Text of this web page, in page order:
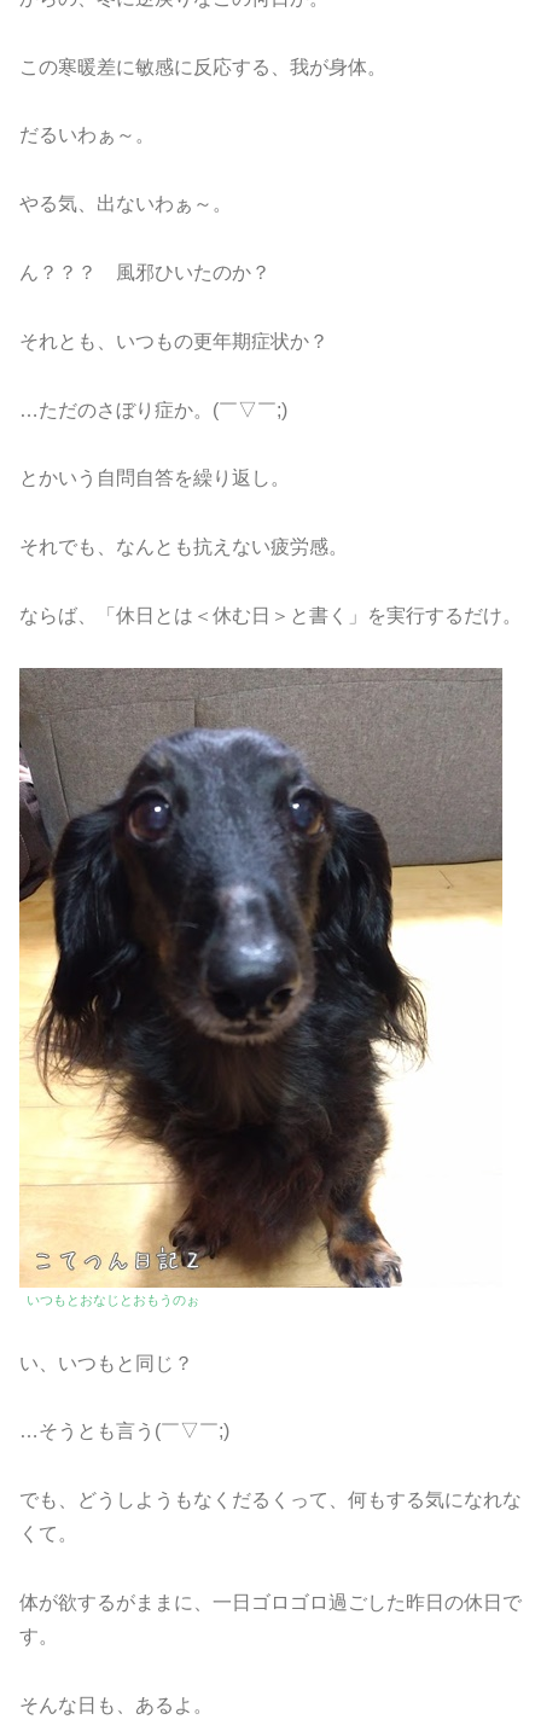
この寒暖差に敏感に反応する、我が身体。
だるいわぁ～。
やる気、出ないわぁ～。
ん？？？ 風邪ひいたのか？
それとも、いつもの更年期症状か？
…ただのさぼり症か。(￣▽￣;)
とかいう自問自答を繰り返し。
それでも、なんとも抗えない疲労感。
ならば、「休日とは＜休む日＞と書く」を実行するだけ。
いつもとおなじとおもうのぉ
い、いつもと同じ？
…そうとも言う(￣▽￣;)
でも、どうしようもなくだるくって、何もする気になれな
くて。
体が欲するがままに、一日ゴロゴロ過ごした昨日の休日で
す。
そんな日も、あるよ。